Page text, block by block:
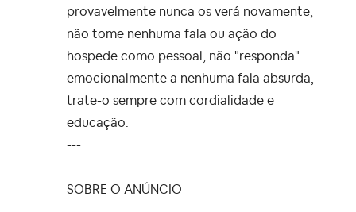
provavelmente nunca os verá novamente,
não tome nenhuma fala ou ação do
hospede como pessoal, não "responda"
emocionalmente a nenhuma fala absurda,
trate-o sempre com cordialidade e
educação.
---
SOBRE O ANÚNCIO